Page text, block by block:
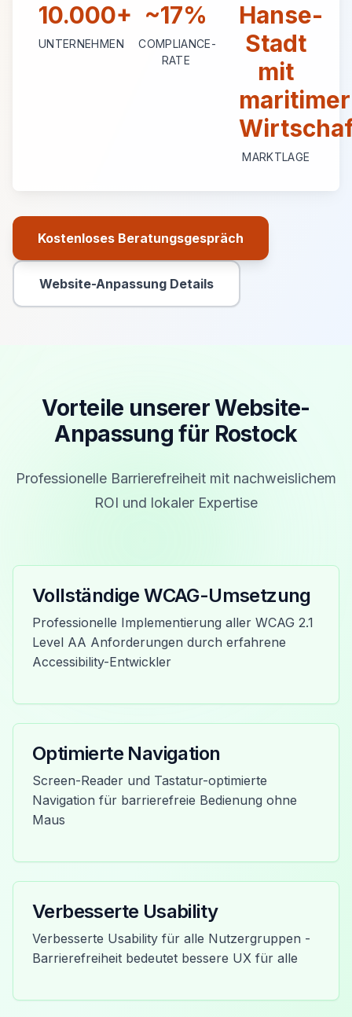
10.000+
UNTERNEHMEN
~17%
COMPLIANCE-
RATE
Hanse-
Stadt
mit
maritimer
MARKTLAGE
Kostenloses Beratungsgespräch
Primäre Aktion
Website-Anpassung Details
Sekundäre Aktion
Vorteile unserer Website-
Anpassung für Rostock
Professionelle Barrierefreiheit mit nachweislichem
ROI und lokaler Expertise
Vollständige WCAG-Umsetzung
Professionelle Implementierung aller WCAG 2.1
Level AA Anforderungen durch erfahrene
Accessibility-Entwickler
Optimierte Navigation
Screen-Reader und Tastatur-optimierte
Navigation für barrierefreie Bedienung ohne
Maus
Verbesserte Usability
Verbesserte Usability für alle Nutzergruppen -
Barrierefreiheit bedeutet bessere UX für alle